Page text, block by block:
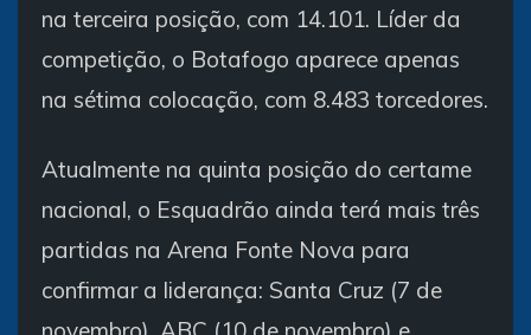
na terceira posição, com 14.101. Líder da
competição, o Botafogo aparece apenas
na sétima colocação, com 8.483 torcedores.
Atualmente na quinta posição do certame
nacional, o Esquadrão ainda terá mais três
partidas na Arena Fonte Nova para
confirmar a liderança: Santa Cruz (7 de